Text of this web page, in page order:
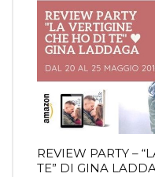
REVIEW PARTY –
TE” DI GINA